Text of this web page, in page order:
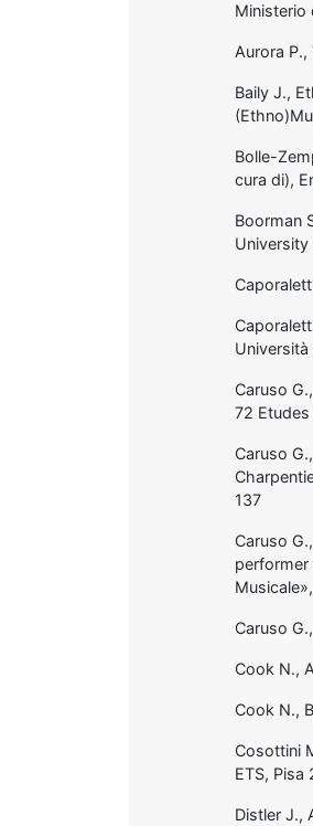
Ministerio
Aurora
Baily J.,
Bolle-
cura di),
Boorman
Caruso
72
Caruso
137
Caruso
performer
Caruso
Cook N.,
Cook N.,
Cosottini
ETS, Pisa
Distler J.,